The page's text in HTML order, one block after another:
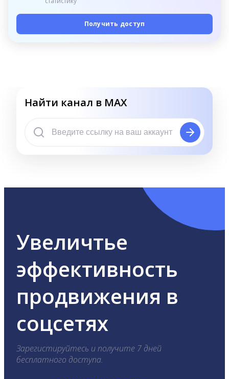
Получить доступ
Найти канал в MAX
Увеличтье
эффективность
продвижения в
соцсетях
Зарегистируйтесь и получите 7 дней
бесплатного доступа.